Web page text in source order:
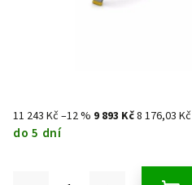
11 243 Kč–12 % 9 893 Kč8 176,03
do 5 dní